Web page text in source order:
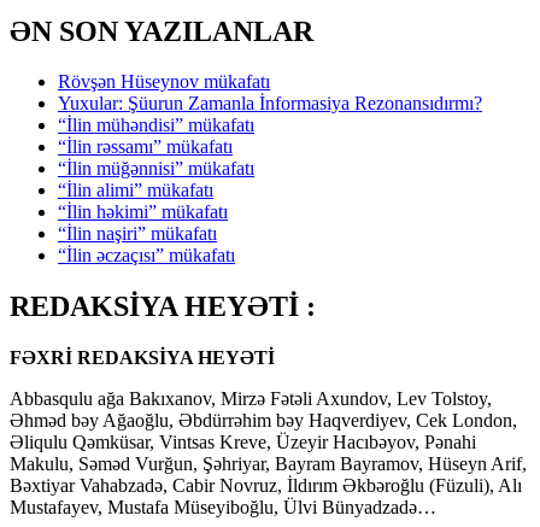
ƏN SON YAZILANLAR
Rövşən Hüseynov mükafatı
Yuxular: Şüurun Zamanla İnformasiya Rezonansıdırmı?
“İlin mühəndisi” mükafatı
“İlin rəssamı” mükafatı
“İlin müğənnisi” mükafatı
“İlin alimi” mükafatı
“İlin həkimi” mükafatı
“İlin naşiri” mükafatı
“İlin əczaçısı” mükafatı
REDAKSİYA HEYƏTİ :
FƏXRİ REDAKSİYA HEYƏTİ
Abbasqulu ağa Bakıxanov, Mirzə Fətəli Axundov, Lev Tolstoy,
Əhməd bəy Ağaoğlu, Əbdürrəhim bəy Haqverdiyev, Cek London,
Əliqulu Qəmküsar, Vintsas Kreve, Üzeyir Hacıbəyov, Pənahi
Makulu, Səməd Vurğun, Şəhriyar, Bayram Bayramov, Hüseyn Arif,
Bəxtiyar Vahabzadə, Cabir Novruz, İldırım Əkbəroğlu (Füzuli), Alı
Mustafayev, Mustafa Müseyiboğlu, Ülvi Bünyadzadə…